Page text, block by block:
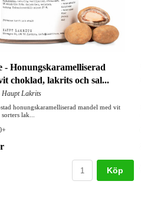
- Honungskaramelliserad
choklad, lakrits och sal...
Haupt Lakrits
honungskaramelliserad mandel med vit
lak...
Köp